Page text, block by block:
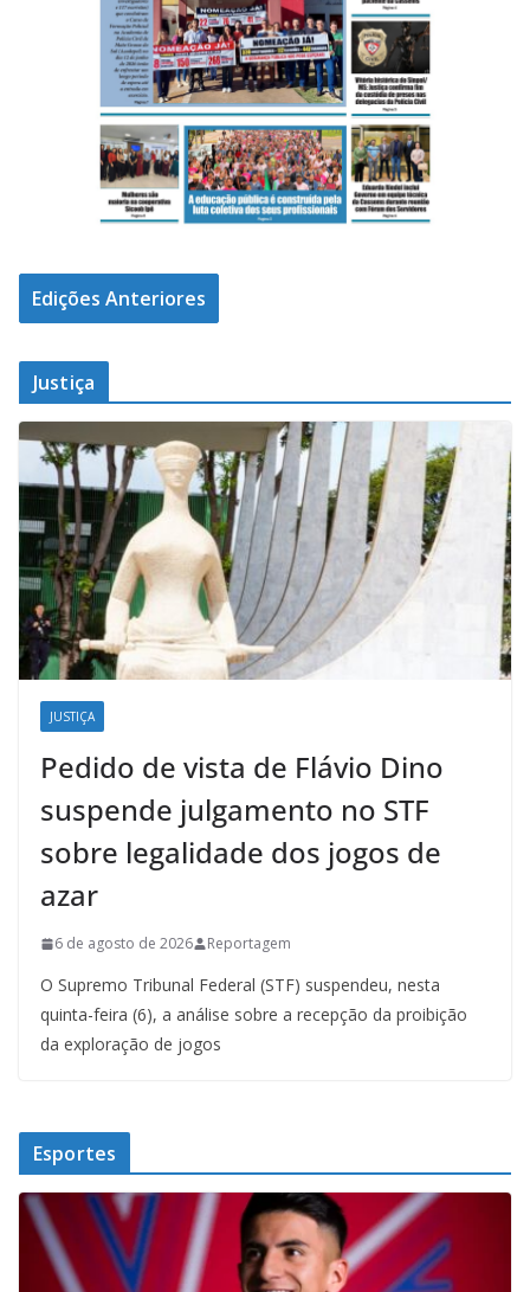
Edições Anteriores
Justiça
JUSTIÇA
Pedido de vista de Flávio Dino
suspende julgamento no STF
sobre legalidade dos jogos de
azar
6 de agosto de 2026 Reportagem
O Supremo Tribunal Federal (STF) suspendeu, nesta
quinta-feira (6), a análise sobre a recepção da proibição
da exploração de jogos
Esportes